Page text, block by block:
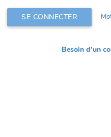
SE CONNECTER
Besoin d'un